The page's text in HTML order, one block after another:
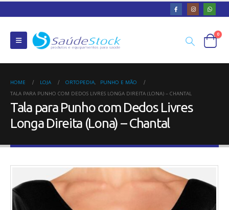
0
HOME LOJA ORTOPEDIA,
PUNHO E MÃO
TALA PARA PUNHO COM DEDOS LIVRES LONGA DIREITA (LONA) – CHANTAL
Tala para Punho com Dedos Livres
Longa Direita (Lona) – Chantal